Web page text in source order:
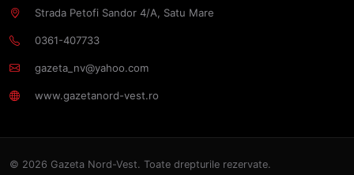
Strada Petofi Sandor 4/A, Satu Mare
0361-407733
gazeta_nv@yahoo.com
www.gazetanord-vest.ro
© 2026 Gazeta Nord-Vest. Toate drepturile rezervate.